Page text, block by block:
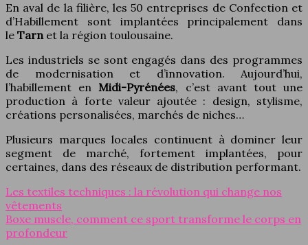
En aval de la filière, les 50 entreprises de Confection et
d’Habillement sont implantées principalement dans
le Tarn et la région toulousaine.
Les industriels se sont engagés dans des programmes
de modernisation et d’innovation. Aujourd’hui,
l’habillement enMidi-Pyrénées, c’est avant tout une
production à forte valeur ajoutée : design, stylisme,
créations personalisées, marchés de niches…
Plusieurs marques locales continuent à dominer leur
segment de marché, fortement implantées, pour
certaines, dans des réseaux de distribution performant.
Les textiles techniques : la révolution qui change nos
vêtements
Boxe muscle, comment ce sport transforme le corps en
profondeur